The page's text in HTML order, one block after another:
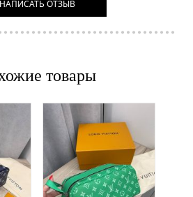
НАПИСАТЬ ОТЗЫВ
товары